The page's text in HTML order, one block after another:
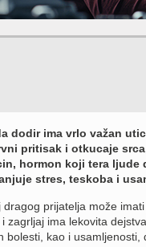
dodir ima vrlo važan
pritisak i otkucaje
hormon koji tera ljude
stres, teskoba i
prijatelja može
zagrljaj ima lekovita
bolesti, kao i usamljenosti,